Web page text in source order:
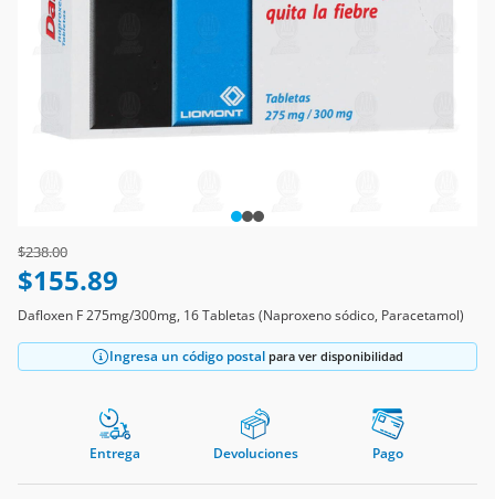
Price reduced from
$238.00to
$155.89
Dafloxen F 275mg/300mg, 16 Tabletas (Naproxeno sódico, Paracetamol)
Ingresa un código postal para ver disponibilidad
Entrega Devoluciones Pago